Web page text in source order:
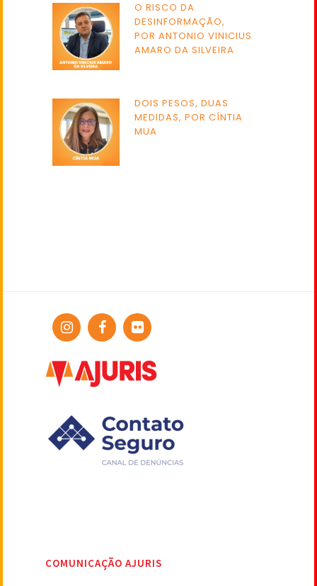
O RISCO DA
DESINFORMAÇÃO,
POR ANTONIO VINICIUS
AMARO DA SILVEIRA
DOIS PESOS, DUAS
MEDIDAS, POR CÍNTIA
MUA
COMUNICAÇÃO AJURIS